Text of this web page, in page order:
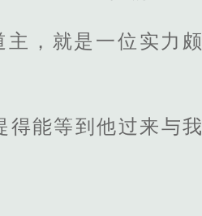
，就是一位实力颇
得能等到他过来与我